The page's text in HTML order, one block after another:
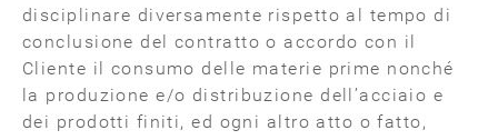
disciplinare diversamente rispetto al tempo di
conclusione del contratto o accordo con il
Cliente il consumo delle materie prime nonché
la produzione e/o distribuzione dell’acciaio e
dei prodotti finiti, ed ogni altro atto o fatto,